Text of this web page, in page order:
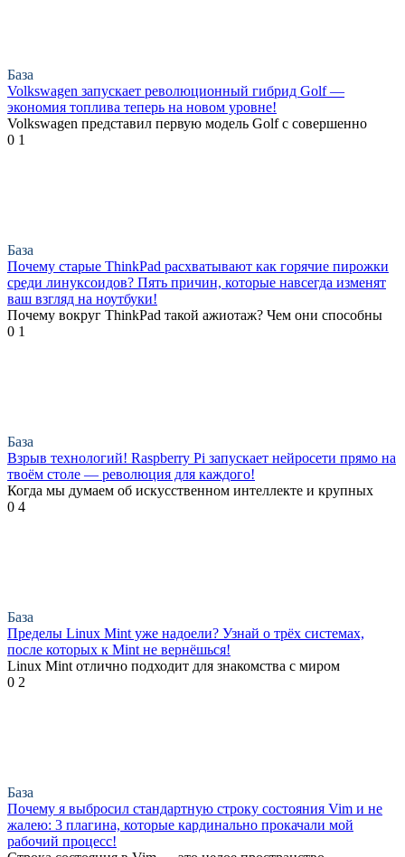
База
Volkswagen запускает революционный гибрид Golf —
экономия топлива теперь на новом уровне!
Volkswagen представил первую модель Golf с совершенно
0 1
База
Почему старые ThinkPad расхватывают как горячие пирожки
среди линуксоидов? Пять причин, которые навсегда изменят
ваш взгляд на ноутбуки!
Почему вокруг ThinkPad такой ажиотаж? Чем они способны
0 1
База
Взрыв технологий! Raspberry Pi запускает нейросети прямо на
твоём столе — революция для каждого!
Когда мы думаем об искусственном интеллекте и крупных
0 4
База
Пределы Linux Mint уже надоели? Узнай о трёх системах,
после которых к Mint не вернёшься!
Linux Mint отлично подходит для знакомства с миром
0 2
База
Почему я выбросил стандартную строку состояния Vim и не
жалею: 3 плагина, которые кардинально прокачали мой
рабочий процесс!